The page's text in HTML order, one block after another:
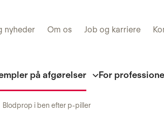
nyheder Om os Job og karriere
på afgørelser For
Blodprop i ben efter p-piller